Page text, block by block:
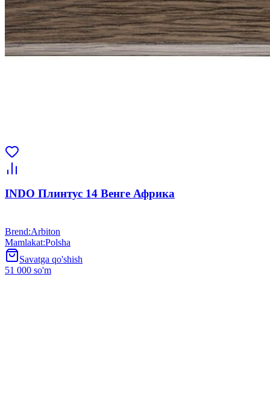
INDO Плинтус 14 Венге Африка
Brend:Arbiton
Mamlakat:Polsha
Savatga qo'shish
51 000 so'm